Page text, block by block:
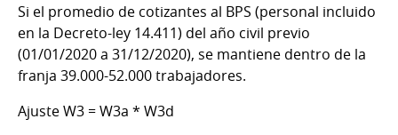
Si el promedio de cotizantes al BPS (personal incluido
en la Decreto-ley 14.411) del año civil previo
(01/01/2020 a 31/12/2020), se mantiene dentro de la
franja 39.000-52.000 trabajadores.
Ajuste W3 = W3a * W3d